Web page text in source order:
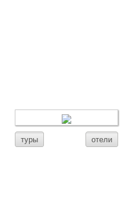
туры отели